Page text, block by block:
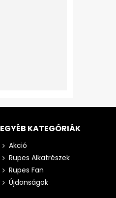
EGYÉB KATEGÓRIÁK
Akció
Rupes Alkatrészek
Rupes Fan
Újdonságok